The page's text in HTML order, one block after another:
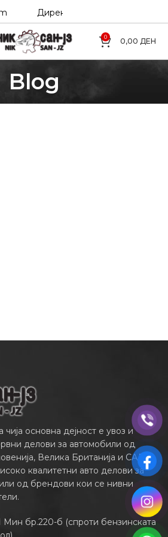
Директни увозници на Hexol,
0 0,00 ДЕН
Blog
основна дејност е увоз и
делови за автомобили од
Велика Британија и САД,
квалитетни авто делови за
од брендови кои се нивни
бр.220-б (спроти бензинската